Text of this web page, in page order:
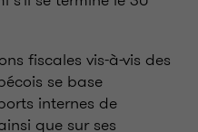
fiscales vis-à-vis des
se base
internes de
que sur ses